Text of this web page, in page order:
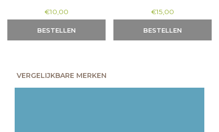
€10,00
BESTELLEN
€15,00
BESTELLEN
VERGELIJKBARE MERKEN